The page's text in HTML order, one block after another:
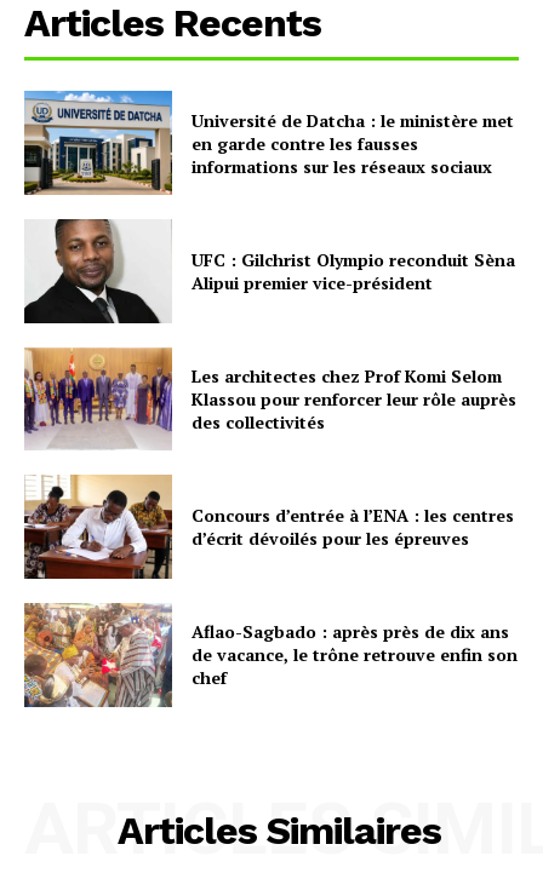
Articles Recents
Université de Datcha : le ministère met
en garde contre les fausses
informations sur les réseaux sociaux
UFC : Gilchrist Olympio reconduit Sèna
Alipui premier vice-président
Les architectes chez Prof Komi Selom
Klassou pour renforcer leur rôle auprès
des collectivités
Concours d’entrée à l’ENA : les centres
d’écrit dévoilés pour les épreuves
Aflao-Sagbado : après près de dix ans
de vacance, le trône retrouve enfin son
chef
Articles Similaires
ARTICLES